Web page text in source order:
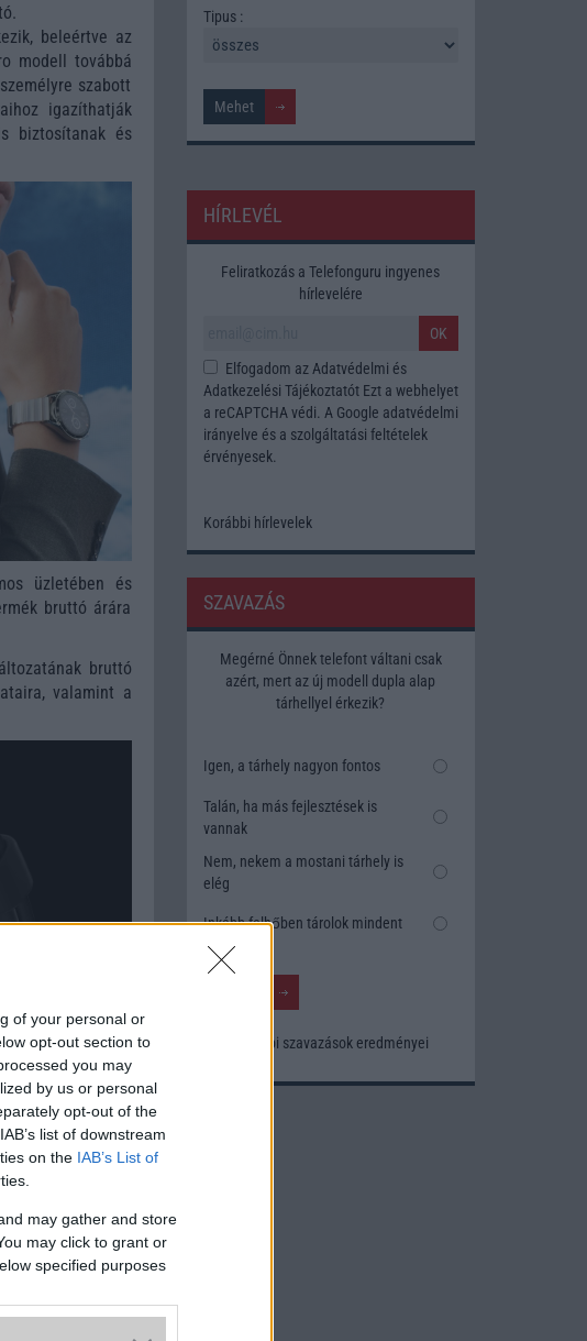
of your personal or
opt-out section to
you may
by us or personal
opt-out of the
list of downstream
on the IAB’s List of
may gather and store
may click to grant or
specified purposes
beleértve az
modell továbbá
szabott
igazíthatják
biztosítanak és
üzletében és
bruttó árára
bruttó
valamint a
Tipus :
HÍRLEVÉL
Feliratkozás a Telefonguru ingyenes
hírlevelére
OK
Elfogadom az Adatvédelmi és
Adatkezelési TájékoztatótEzt a webhelyet
a reCAPTCHA védi. A Google adatvédelmi
irányelve és a szolgáltatási feltételek
érvényesek.
Korábbi hírlevelek
SZAVAZÁS
Megérné Önnek telefont váltani csak
azért, mert az új modell dupla alap
tárhellyel érkezik?
Igen, a tárhely nagyon fontos
Talán, ha más fejlesztések is
vannak
Nem, nekem a mostani tárhely is
elég
Inkább felhőben tárolok mindent
Korábbi szavazások eredményei